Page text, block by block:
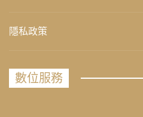
隱私政策
數位服務